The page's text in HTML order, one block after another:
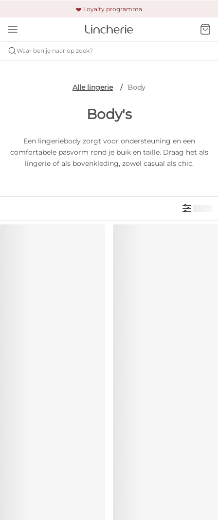
❤️ Loyalty programma
🚚 Gratis verzending & retour
🔒 Altijd veilig betalen
Waar ben je naar op zoek?
Alle lingerie Body
Body's
Een lingeriebody zorgt voor ondersteuning en een
comfortabele pasvorm rond je buik en taille. Draag het als
lingerie of als bovenkleding, zowel casual als chic.